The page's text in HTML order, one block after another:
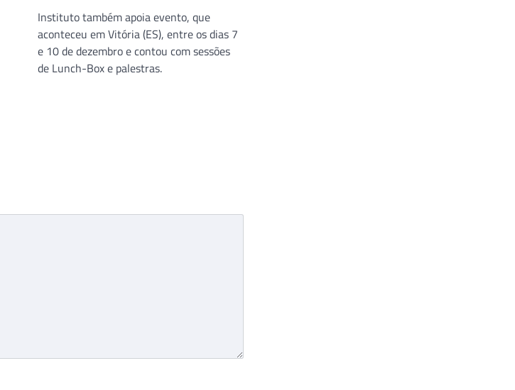
Instituto também apoia evento, que
aconteceu em Vitória (ES), entre os dias 7
e 10 de dezembro e contou com sessões
de Lunch-Box e palestras.